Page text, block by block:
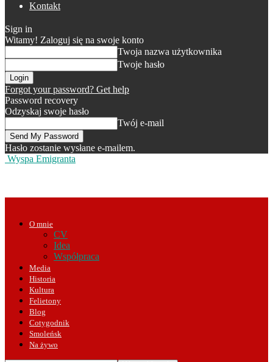
Kontakt
Sign in
Witamy! Zaloguj się na swoje konto
Twoja nazwa użytkownika
Twoje hasło
Forgot your password? Get help
Password recovery
Odzyskaj swoje hasło
Twój e-mail
Hasło zostanie wysłane e-mailem.
Wyspa Emigranta
O mnie
CV
Idea
Współpraca
Media
Historia
Kultura
Felietony
Blog
Cotygodnik
Smoleńsk
Na żywo